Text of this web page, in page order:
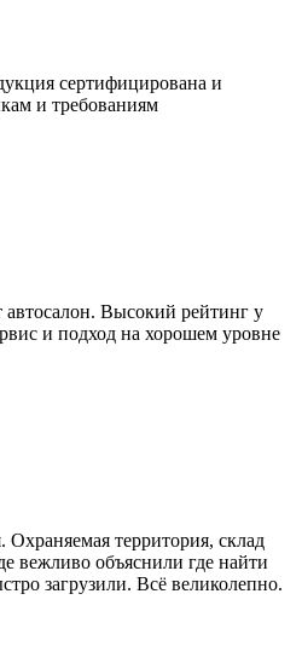
сертифицирована и
и требованиям
автосалон. Высокий рейтинг у
и подход на хорошем уровне
территория, склад
вежливо объяснили где найти
загрузили. Всё великолепно.